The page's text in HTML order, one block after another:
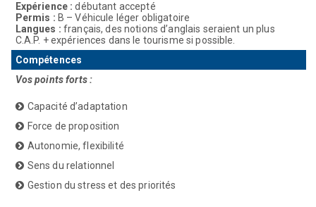
Expérience : débutant accepté
Permis : B – Véhicule léger obligatoire
Langues : français, des notions d’anglais seraient un plus
C.A.P. + expériences dans le tourisme si possible.
Compétences
Vos points forts :
Capacité d’adaptation
Force de proposition
Autonomie, flexibilité
Sens du relationnel
Gestion du stress et des priorités